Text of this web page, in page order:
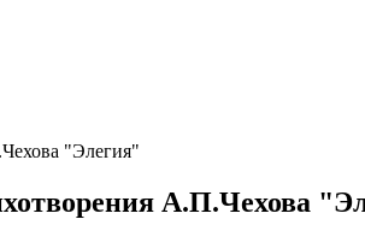
"Элегия"
А.П.Чехова